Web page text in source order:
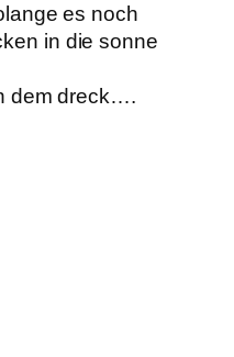
es noch
in die sonne
dem dreck….